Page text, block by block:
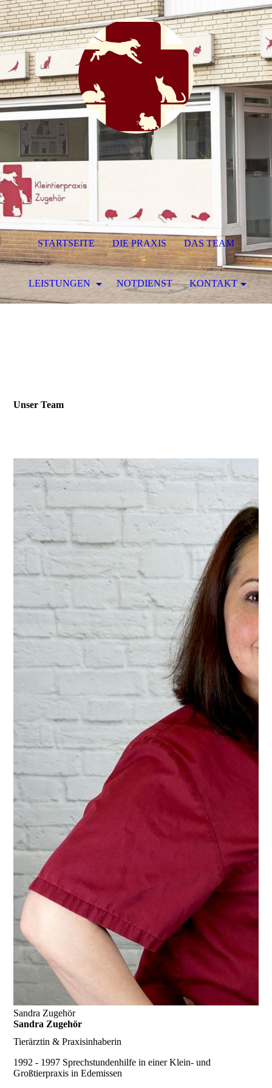
Unser Team
Sandra Zugehör
Sandra Zugehör
Tierärztin & Praxisinhaberin
1992 - 1997 Sprechstundenhilfe in einer Klein- und
Großtierpraxis in Edemissen
STARTSEITE DIE PRAXIS DAS TEAM
LEISTUNGEN NOTDIENST KONTAKT